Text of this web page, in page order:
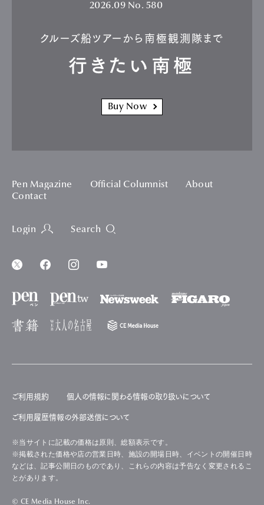
2026.09 No. 580
クルーズ船ツアーから南極観測隊まで
行きたい南極
Buy Now
Pen Magazine Official Columnist
About
Contact
Login Search
ご利用規約 個人の情報に関わる情報の取り扱いについて
ご利用履歴情報の外部送信について
※当サイトに記載の価格は原則、総額表示です。
※掲載された価格や店の営業日時、施設の開場日時、イベントの開催日時
などは、記事公開日のものであり、これらの内容は予告なく変更されるこ
とがあります。
© CE Media House Inc.